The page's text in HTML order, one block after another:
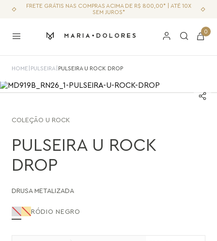
FRETE GRÁTIS NAS COMPRAS ACIMA DE R$ 800,00* | ATÉ 10X
SEM JUROS*
0
HOME PULSEIRA PULSEIRA U ROCK DROP
COLEÇÃO U ROCK
PULSEIRA U ROCK
DROP
DRUSA METALIZADA
RÓDIO NEGRO